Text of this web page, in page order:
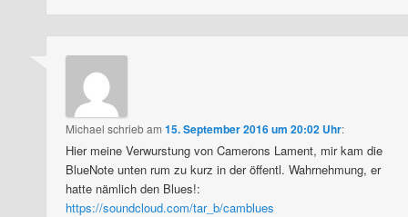
Michael schriebam15. September 2016 um 20:02 Uhr:
Hier meine Verwurstung von Camerons Lament, mir kam die
BlueNote unten rum zu kurz in der öffentl. Wahrnehmung, er
hatte nämlich den Blues!:
https://soundcloud.com/tar_b/camblues